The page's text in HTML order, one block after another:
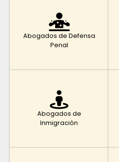
Abogados de Defensa
Penal
Abogados de
Inmigración